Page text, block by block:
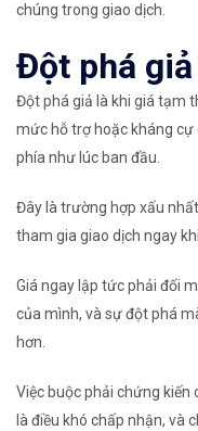
chúng trong giao dịch.
Đột phá
Đột phá giả là khi giá tạm
mức hỗ trợ hoặc kháng cự
phía như lúc ban đầu.
Đây là trường hợp xấu
tham gia giao dịch ngay
Giá ngay lập tức phải đối
của mình, và sự đột phá
hơn.
Việc buộc phải chứng
là điều khó chấp nhận, và